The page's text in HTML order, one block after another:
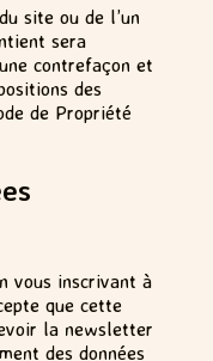
site ou de l’un
sera
contrefaçon et
des
de Propriété
vous inscrivant à
que cette
la newsletter
des données